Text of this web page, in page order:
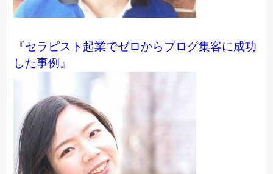
『セラピスト起業でゼロからブログ集客に成功
した事例 』